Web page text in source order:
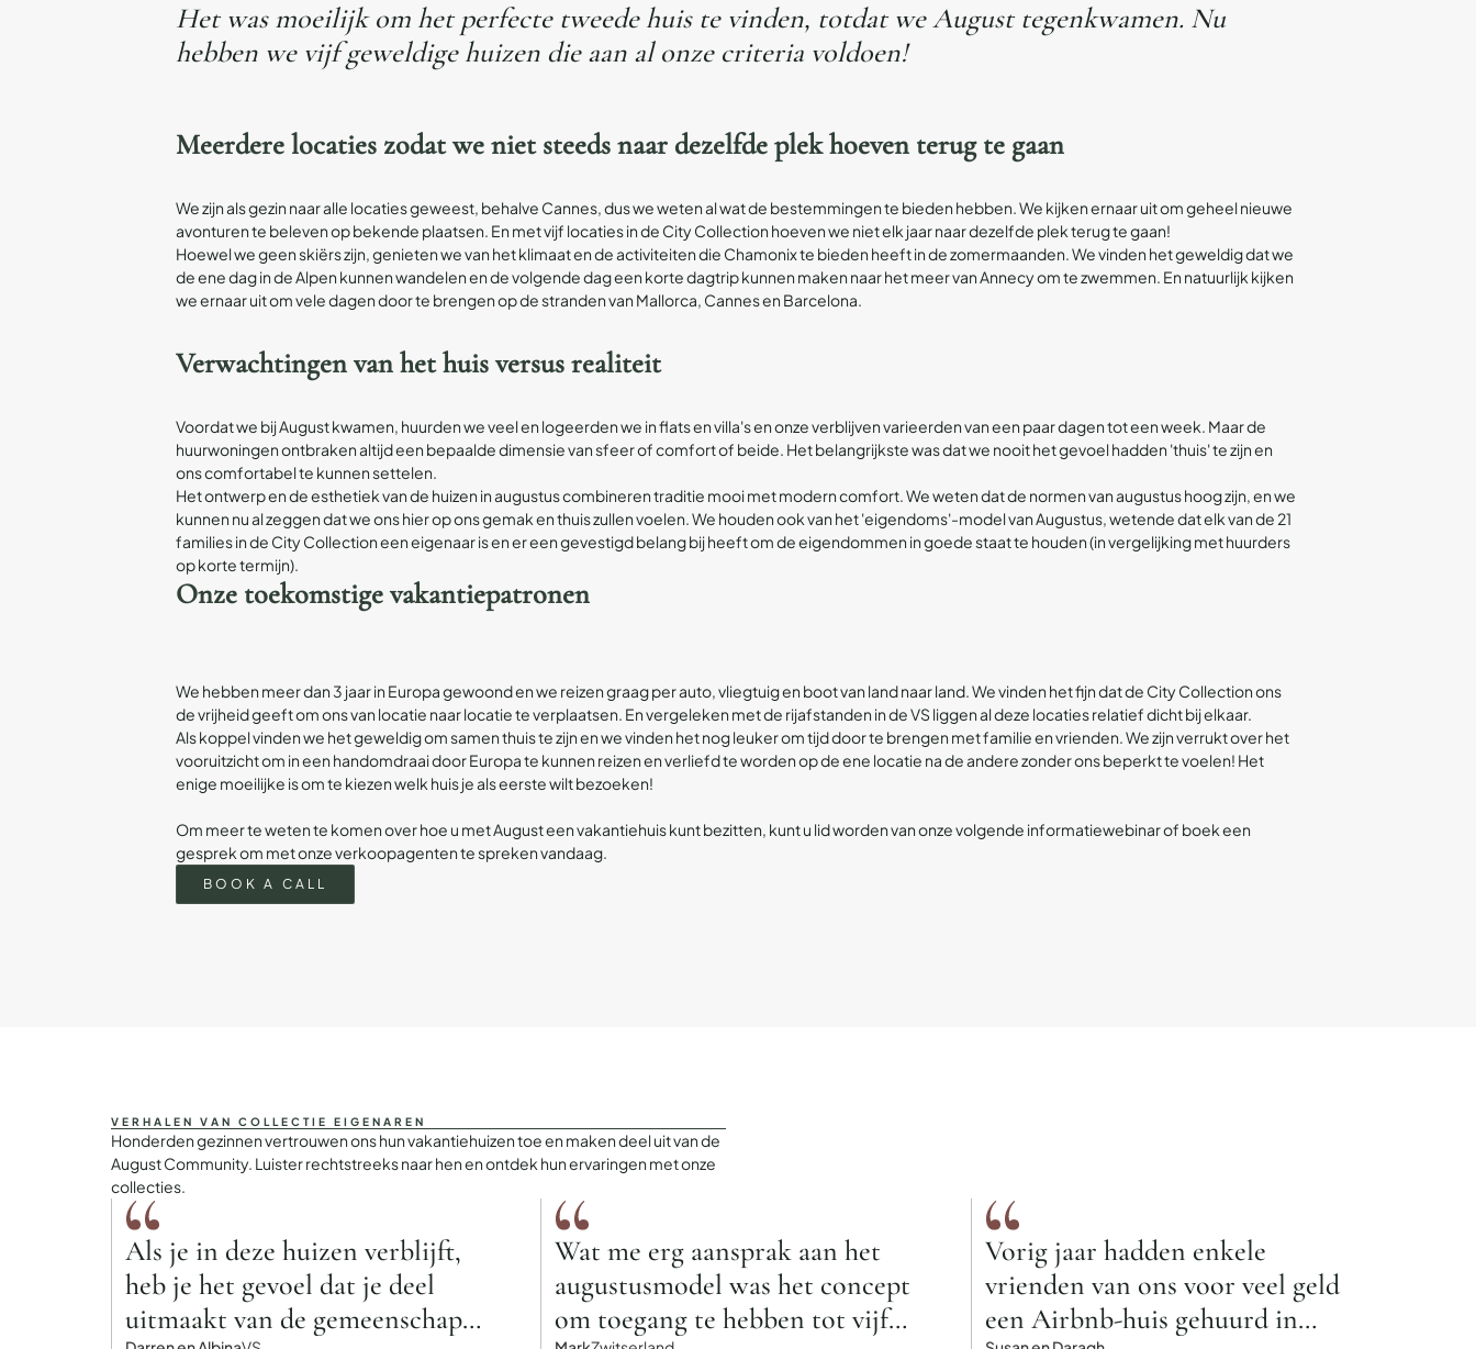
Het was moeilijk om het perfecte tweede huis te vinden, totdat we August tegenkwamen. Nu
hebben we vijf geweldige huizen die aan al onze criteria voldoen!
Meerdere locaties zodat we niet steeds naar dezelfde plek hoeven terug te gaan
We zijn als gezin naar alle locaties geweest, behalve Cannes, dus we weten al wat de bestemmingen te bieden hebben. We kijken ernaar uit om geheel nieuwe
avonturen te beleven op bekende plaatsen. En met vijf locaties in de City Collection hoeven we niet elk jaar naar dezelfde plek terug te gaan!
Hoewel we geen skiërs zijn, genieten we van het klimaat en de activiteiten die Chamonix te bieden heeft in de zomermaanden. We vinden het geweldig dat we
de ene dag in de Alpen kunnen wandelen en de volgende dag een korte dagtrip kunnen maken naar het meer van Annecy om te zwemmen. En natuurlijk kijken
we ernaar uit om vele dagen door te brengen op de stranden van Mallorca, Cannes en Barcelona.
Verwachtingen van het huis versus realiteit
Voordat we bij August kwamen, huurden we veel en logeerden we in flats en villa's en onze verblijven varieerden van een paar dagen tot een week. Maar de
huurwoningen ontbraken altijd een bepaalde dimensie van sfeer of comfort of beide. Het belangrijkste was dat we nooit het gevoel hadden 'thuis' te zijn en
ons comfortabel te kunnen settelen.
Het ontwerp en de esthetiek van de huizen in augustus combineren traditie mooi met modern comfort. We weten dat de normen van augustus hoog zijn, en we
kunnen nu al zeggen dat we ons hier op ons gemak en thuis zullen voelen. We houden ook van het 'eigendoms'-model van Augustus, wetende dat elk van de 21
families in de City Collection een eigenaar is en er een gevestigd belang bij heeft om de eigendommen in goede staat te houden (in vergelijking met huurders
op korte termijn).
Onze toekomstige vakantiepatronen
We hebben meer dan 3 jaar in Europa gewoond en we reizen graag per auto, vliegtuig en boot van land naar land. We vinden het fijn dat de City Collection ons
de vrijheid geeft om ons van locatie naar locatie te verplaatsen. En vergeleken met de rijafstanden in de VS liggen al deze locaties relatief dicht bij elkaar.
Als koppel vinden we het geweldig om samen thuis te zijn en we vinden het nog leuker om tijd door te brengen met familie en vrienden. We zijn verrukt over het
vooruitzicht om in een handomdraai door Europa te kunnen reizen en verliefd te worden op de ene locatie na de andere zonder ons beperkt te voelen! Het
enige moeilijke is om te kiezen welk huis je als eerste wilt bezoeken!
Om meer te weten te komen over hoe u met August een vakantiehuis kunt bezitten, kunt u lid worden van onzevolgende informatiewebinarof boek een
gesprek om met onze verkoopagenten te sprekenvandaag.
BOOK A CALL
VERHALEN VAN COLLECTIE EIGENAREN
Honderden gezinnen vertrouwen ons hun vakantiehuizen toe en maken deel uit van de
August Community. Luister rechtstreeks naar hen en ontdek hun ervaringen met onze
collecties.
Als je in deze huizen verblijft,
heb je het gevoel dat je deel
uitmaakt van de gemeenschap
Wat me erg aansprak aan het
augustusmodel was het concept
om toegang te hebben tot vijf
Vorig jaar hadden enkele
vrienden van ons voor veel geld
een Airbnb-huis gehuurd in